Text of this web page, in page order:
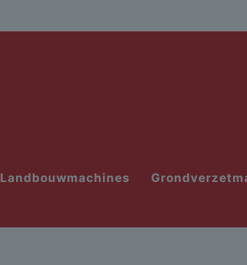
Landbouwmachines